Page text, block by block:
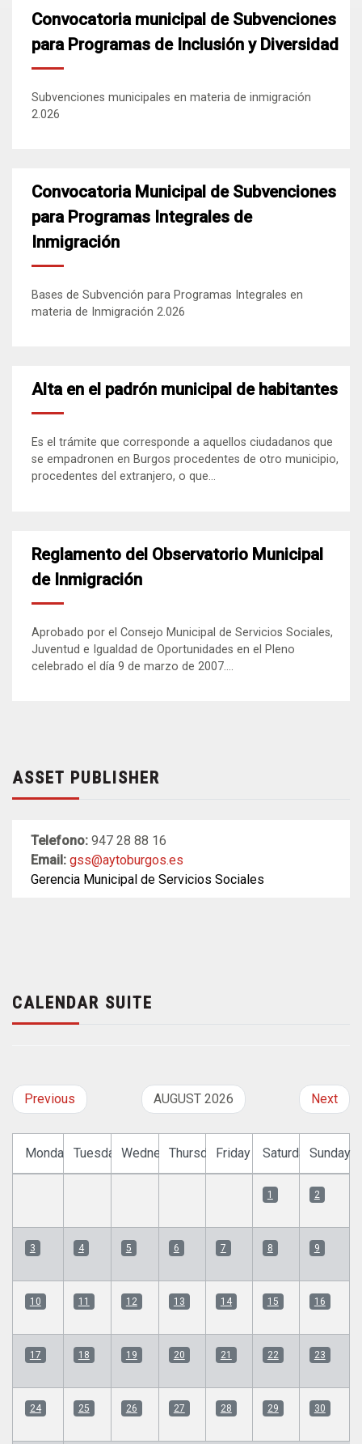
Convocatoria municipal de Subvenciones
para Programas de Inclusión y Diversidad
Subvenciones municipales en materia de inmigración
2.026
Convocatoria Municipal de Subvenciones
para Programas Integrales de
Inmigración
Bases de Subvención para Programas Integrales en
materia de Inmigración 2.026
Alta en el padrón municipal de habitantes
Es el trámite que corresponde a aquellos ciudadanos que
se empadronen en Burgos procedentes de otro municipio,
procedentes del extranjero, o que...
Reglamento del Observatorio Municipal
de Inmigración
Aprobado por el Consejo Municipal de Servicios Sociales,
Juventud e Igualdad de Oportunidades en el Pleno
celebrado el día 9 de marzo de 2007....
ASSET PUBLISHER
Telefono: 947 28 88 16
Email: gss@aytoburgos.es
Gerencia Municipal de Servicios Sociales
CALENDAR SUITE
Previous AUGUST 2026 Next
Monday Tuesday WednesdayThursdayFriday SaturdaySunday
1 2
3 4 5 6 7 8 9
10 11 12 13 14 15 16
17 18 19 20 21 22 23
24 25 26 27 28 29 30